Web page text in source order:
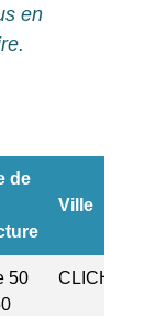
en
de
Ville
50
CLICHY